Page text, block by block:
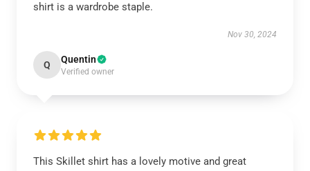
shirt is a wardrobe staple.
Nov 30, 2024
Q Quentin
Verified owner
This Skillet shirt has a lovely motive and great